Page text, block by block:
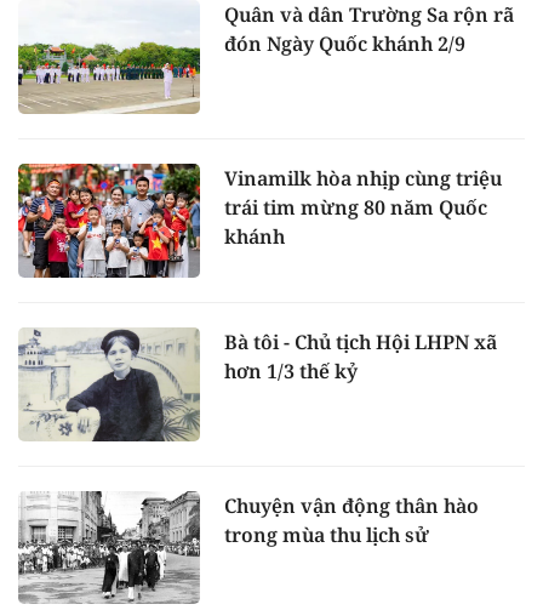
Quân và dân Trường Sa rộn rã
đón Ngày Quốc khánh 2/9
Vinamilk hòa nhịp cùng triệu
trái tim mừng 80 năm Quốc
khánh
Bà tôi - Chủ tịch Hội LHPN xã
hơn 1/3 thế kỷ
Chuyện vận động thân hào
trong mùa thu lịch sử